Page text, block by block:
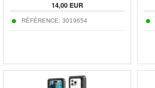
14,00EUR
RÉFÉRENCE: 3019654